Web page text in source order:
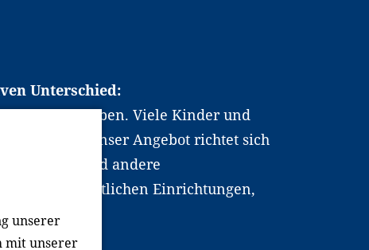
Unterschied:
Berufsleben. Viele Kinder und
dabei. Unser Angebot richtet sich
und andere
wissenschaftlichen Einrichtungen,
unserer
mit unserer